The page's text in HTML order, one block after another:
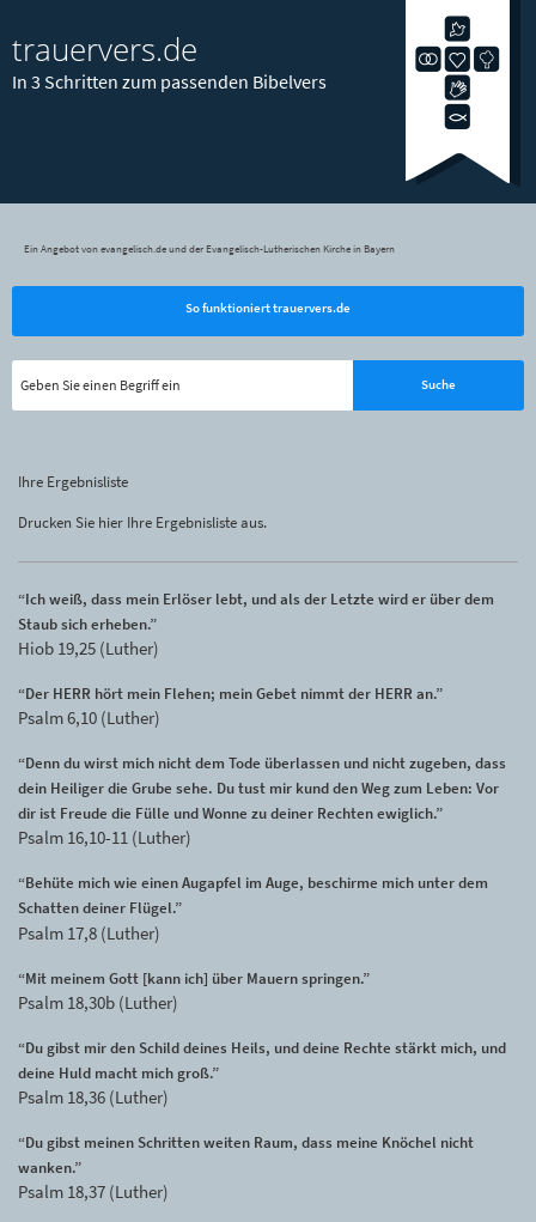
trauervers.de
In 3 Schritten zum passenden Bibelvers
Ein Angebot von evangelisch.de und der Evangelisch-Lutherischen Kirche in Bayern
So funktioniert trauervers.de
Ihre Ergebnisliste
Drucken Sie hier Ihre Ergebnisliste aus.
“Ich weiß, dass mein Erlöser lebt, und als der Letzte wird er über dem
Staub sich erheben.”
Hiob 19,25 (Luther)
“Der HERR hört mein Flehen; mein Gebet nimmt der HERR an.”
Psalm 6,10 (Luther)
“Denn du wirst mich nicht dem Tode überlassen und nicht zugeben, dass
dein Heiliger die Grube sehe. Du tust mir kund den Weg zum Leben: Vor
dir ist Freude die Fülle und Wonne zu deiner Rechten ewiglich.”
Psalm 16,10-11 (Luther)
“Behüte mich wie einen Augapfel im Auge, beschirme mich unter dem
Schatten deiner Flügel.”
Psalm 17,8 (Luther)
“Mit meinem Gott [kann ich] über Mauern springen.”
Psalm 18,30b (Luther)
“Du gibst mir den Schild deines Heils, und deine Rechte stärkt mich, und
deine Huld macht mich groß.”
Psalm 18,36 (Luther)
“Du gibst meinen Schritten weiten Raum, dass meine Knöchel nicht
wanken.”
Psalm 18,37 (Luther)